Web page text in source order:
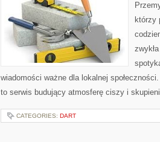
którzy
wiadomości ważne dla lokalnej
to serwis budujący atmosferę ciszy i
CATEGORIES: DART